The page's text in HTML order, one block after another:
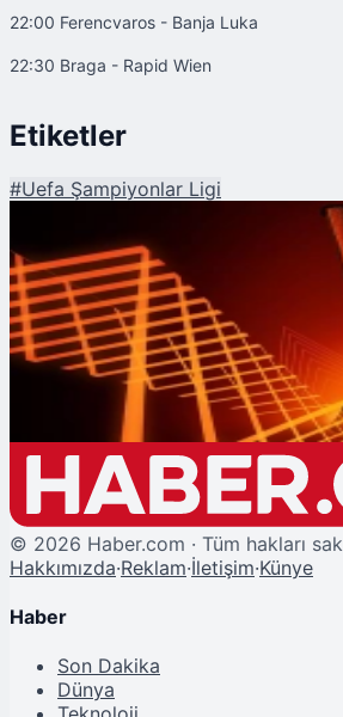
22:00 Ferencvaros - Banja Luka
22:30 Braga - Rapid Wien
Etiketler
#Uefa Şampiyonlar Ligi
Şu An Okunan
UEFA Avrupa Ligi Play-Off Heyecanı Başlıyor
© 2026 Haber.com · Tüm hakları
Hakkımızda·Reklam·İletişim·Künye
Haber
Son Dakika
Dünya